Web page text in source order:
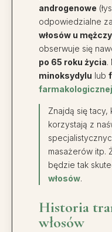
androgenowe
odpowiedzialne
włosów u
obserwuje się
po 65 roku życia.
minoksydylu lub
farmakologicznej
Znajdą się tacy,
korzystają z
masażerów itp.
będzie tak
włosów.
Historia
włosów